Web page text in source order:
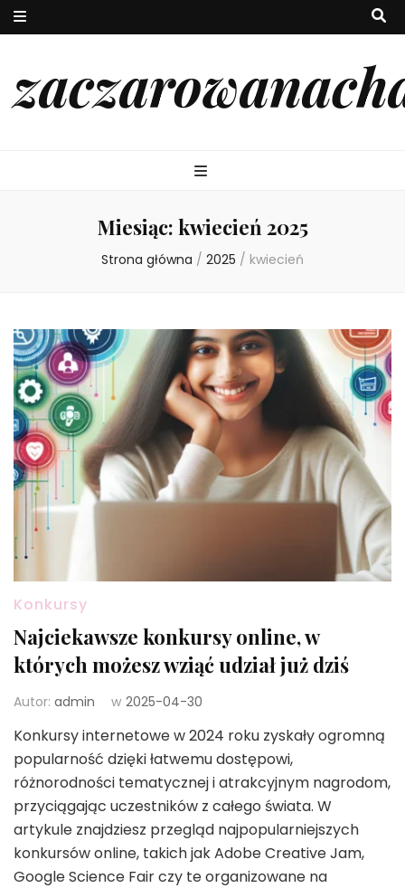
Miesiąc: kwiecień 2025
Strona główna / 2025 / kwiecień
Konkursy
Najciekawsze konkursy online, w
których możesz wziąć udział już dziś
Autor: admin w 2025-04-30
Konkursy internetowe w 2024 roku zyskały ogromną
popularność dzięki łatwemu dostępowi,
różnorodności tematycznej i atrakcyjnym nagrodom,
przyciągając uczestników z całego świata. W
artykule znajdziesz przegląd najpopularniejszych
konkursów online, takich jak Adobe Creative Jam,
Google Science Fair czy te organizowane na